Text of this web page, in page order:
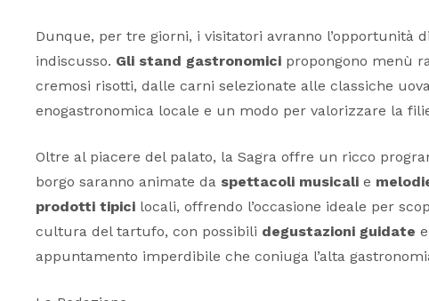
Dunque, per tre giorni, i visitatori avranno l’opportunità
indiscusso. Gli stand gastronomici propongono menù
cremosi risotti, dalle carni selezionate alle classiche
enogastronomica locale e un modo per valorizzare la
Oltre al piacere del palato, la Sagra offre un ricco
borgo saranno animate da spettacoli musicali e
prodotti tipici locali, offrendo l’occasione ideale per
cultura del tartufo, con possibili degustazioni guidate e
appuntamento imperdibile che coniuga l’alta